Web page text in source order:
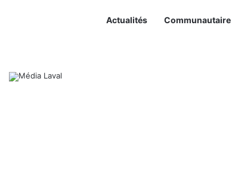
Actualités Communautaire